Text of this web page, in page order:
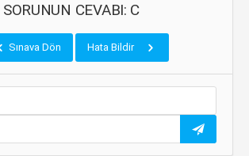
SORUNUN CEVABI: C
Sınava Dön Hata Bildir